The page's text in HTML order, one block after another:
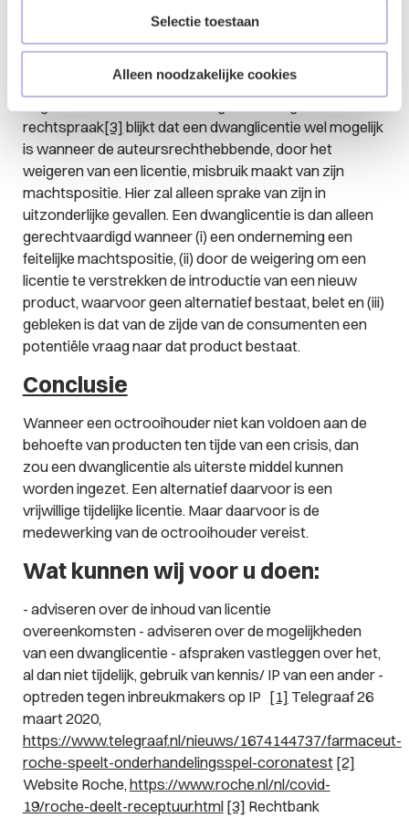
Selectie toestaan
Alleen noodzakelijke cookies
is het de vraag of sprake is van een auteursrechtelijke
inbreuk. Daarvoor moet worden beoordeeld of sprake
van auteursrechtelijk beschermde trekken van het
rechtspraak[3] blijkt dat een dwanglicentie wel mogelijk
is wanneer de auteursrechthebbende, door het
weigeren van een licentie, misbruik maakt van zijn
machtspositie. Hier zal alleen sprake van zijn in
uitzonderlijke gevallen. Een dwanglicentie is dan alleen
gerechtvaardigd wanneer (i) een onderneming een
feitelijke machtspositie, (ii) door de weigering om een
licentie te verstrekken de introductie van een nieuw
product, waarvoor geen alternatief bestaat, belet en (iii)
gebleken is dat van de zijde van de consumenten een
potentiële vraag naar dat product bestaat.
Conclusie
Wanneer een octrooihouder niet kan voldoen aan de
behoefte van producten ten tijde van een crisis, dan
zou een dwanglicentie als uiterste middel kunnen
worden ingezet. Een alternatief daarvoor is een
vrijwillige tijdelijke licentie. Maar daarvoor is de
medewerking van de octrooihouder vereist.
Wat kunnen wij voor u doen:
- adviseren over de inhoud van licentie
overeenkomsten - adviseren over de mogelijkheden
van een dwanglicentie - afspraken vastleggen over het,
al dan niet tijdelijk, gebruik van kennis/ IP van een ander -
optreden tegen inbreukmakers op IP [1] Telegraaf 26
maart 2020,
https://www.telegraaf.nl/nieuws/1674144737/farmaceut-
roche-speelt-onderhandelingsspel-coronatest [2]
Website Roche,https://www.roche.nl/nl/covid-
19/roche-deelt-receptuur.html [3] Rechtbank